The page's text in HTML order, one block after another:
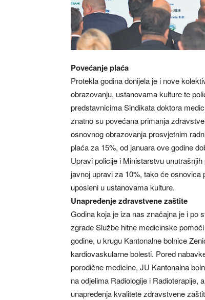
Povećanje plaća
Protekla godina donijela je i nove
obrazovanju, ustanovama kulture te
predstavnicima Sindikata doktora
znatno su povećana primanja
osnovnog obrazovanja prosvjetnim
plaća za 15%, od januara ove godine
Upravi policije i Ministarstvu
javnoj upravi za 10%, tako će osnovica
uposleni u ustanovama kulture.
Unapređenje zdravstvene zaštite
Godina koja je iza nas značajna je i po
zgrade Službe hitne medicinske
godine, u krugu Kantonalne bolnice
kardiovaskularne bolesti. Pored
porodične medicine, JU Kantonalna
na odjelima Radiologije i Radioterapije,
unapređenja kvalitete zdravstvene